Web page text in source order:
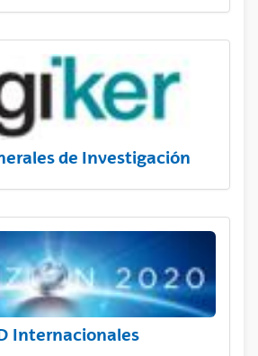
de Investigación
Internacionales